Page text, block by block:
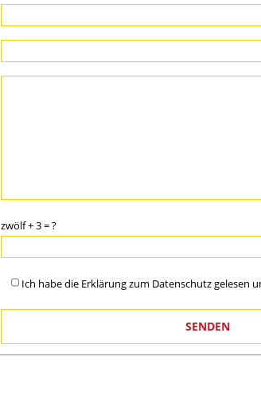
zwölf + 3 = ?
Ich habe die Erklärung zum Datenschutzgelesen